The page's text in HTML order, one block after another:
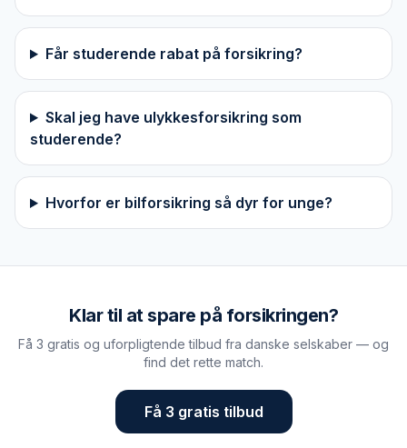
Får studerende rabat på forsikring?
Skal jeg have ulykkesforsikring som
studerende?
Hvorfor er bilforsikring så dyr for unge?
Klar til at spare på forsikringen?
Få 3 gratis og uforpligtende tilbud fra danske selskaber — og
find det rette match.
Få 3 gratis tilbud